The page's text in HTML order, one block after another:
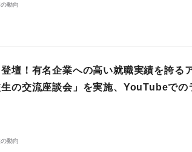
動向
壇！有名企業への高い就職実績を誇る
の交流座談会」を実施、YouTubeでの
動向